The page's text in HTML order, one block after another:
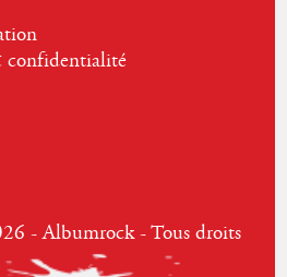
confidentialité
- Albumrock - Tous droits